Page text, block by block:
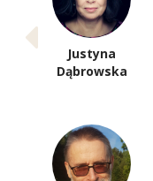
Justyna
Dąbrowska